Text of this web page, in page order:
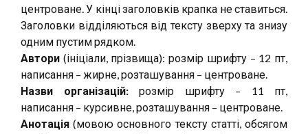
центроване. У кінці заголовків крапка не ставиться.
Заголовки відділяються від тексту зверху та знизу
одним пустим рядком.
Автори (ініціали, прізвища): розмір шрифту – 12 пт,
написання – жирне, розташування – центроване.
Назви організацій:розмір шрифту – 11 пт,
написання – курсивне, розташування – центроване.
Анотація (мовою основного тексту статті, обсягом